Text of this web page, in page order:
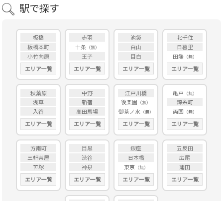
駅で探す
板橋
板橋本町
小竹向原
エリア一覧
赤羽
十条
王子
エリア一覧
池袋
白山
目白
エリア一覧
北千住
日暮里
田端
エリア一覧
秋葉原
浅草
入谷
エリア一覧
中野
新宿
高田馬場
エリア一覧
江戸川橋
後楽園
御茶ノ水
エリア一覧
亀戸
錦糸町
両国
エリア一覧
方南町
三軒茶屋
笹塚
エリア一覧
目黒
渋谷
神泉
エリア一覧
銀座
日本橋
東京
エリア一覧
五反田
広尾
蒲田
エリア一覧